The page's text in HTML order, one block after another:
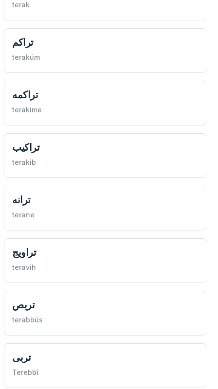
terak
تراكم
teraküm
تراكمه
terakime
تراكيب
terakib
ترانه
terane
تراويج
teravih
تربص
terabbüs
تربی
Terebbî